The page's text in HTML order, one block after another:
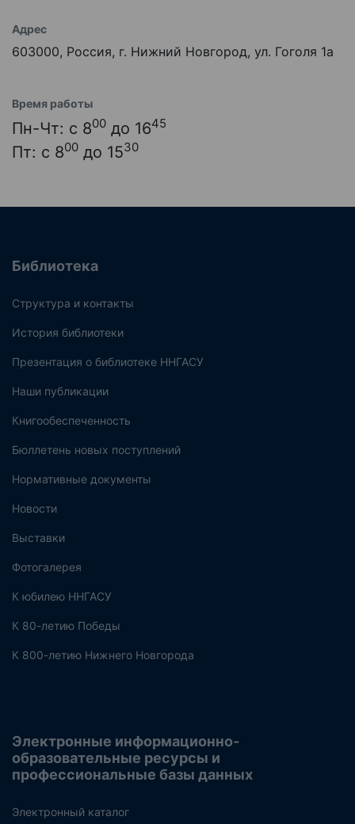
Адрес
603000, Россия, г. Нижний Новгород, ул. Гоголя 1а
Время работы
Пн-Чт: с 800 до 1645
Пт: с 800 до 1530
Библиотека
Структура и контакты
История библиотеки
Презентация о библиотеке ННГАСУ
Наши публикации
Книгообеспеченность
Бюллетень новых поступлений
Нормативные документы
Новости
Выставки
Фотогалерея
К юбилею ННГАСУ
К 80-летию Победы
К 800-летию Нижнего Новгорода
Электронные информационно-
образовательные ресурсы и
профессиональные базы данных
Электронный каталог